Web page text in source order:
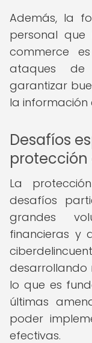
Además, la
personal
commerce
ataques
garantizar
la información
Desafíos
La
desafíos
grandes
financieras y
desarrollando
lo que es
últimas
poder
efectivas.